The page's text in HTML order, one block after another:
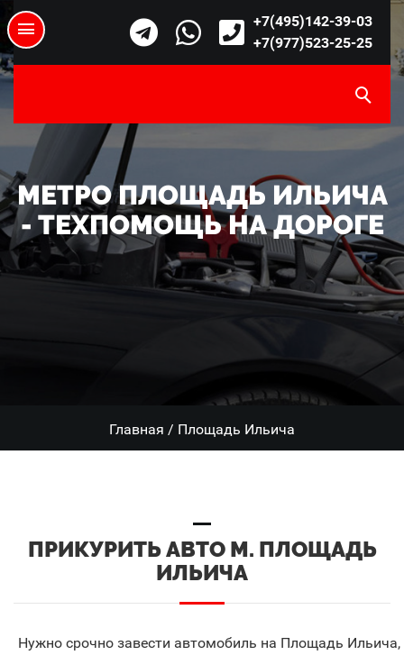
МЕТРО ПЛОЩАДЬ ИЛЬИЧА
- ТЕХПОМОЩЬ НА ДОРОГЕ
Главная / Площадь Ильича
+7(495)142-39-03
+7(977)523-25-25
ПРИКУРИТЬ АВТО М. ПЛОЩАДЬ
ИЛЬИЧА
Нужно срочно завести автомобиль на Площадь Ильича,